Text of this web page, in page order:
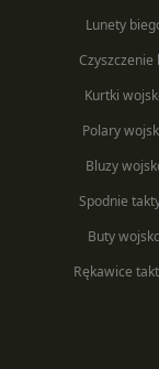
Lunety
Czyszczenie
Kurtki
Polary
Bluzy
Spodnie
Buty
Rękawice